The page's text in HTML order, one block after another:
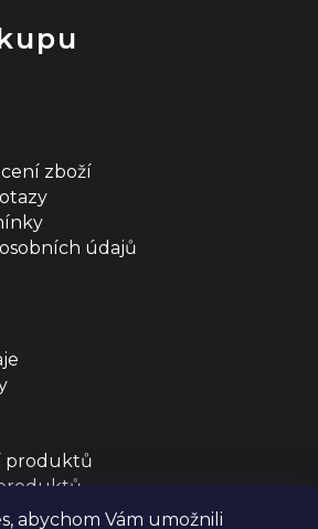
abychom Vám umožnili
zboží
údajů
produktů